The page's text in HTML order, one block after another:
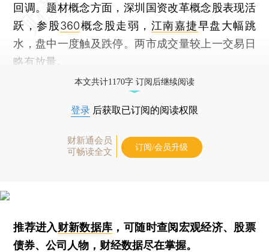
回调。题材概念方面，深圳国资改革概念股表现活
跃，参股360概念股走弱， 江南嘉捷早盘大幅跳
水，盘中一度触及跌停。两市成交量较上一交易日
略有放量。
本文共计1170字 订阅后继续阅读
登录 后获取已订阅的阅读权限
财新通会员
可畅读全文
订阅/会员升级
推荐进入财新数据库 ，可随时查阅宏观经济、股票
债券、公司人物，财经数据尽在掌握。